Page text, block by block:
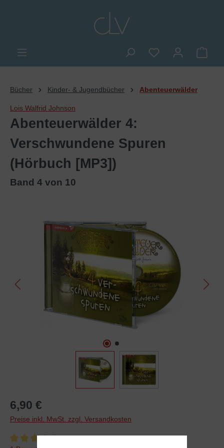
Du hast 0
Bücher Kinder- & Jugendbücher Abenteuerwälder
Lois Walfrid Johnson
Abenteuerwälder 4:
Verschwundene Spuren
(Hörbuch [MP3])
Band 4 von 10
Bildergalerie überspringen
6,90 €
Preise inkl. MwSt. zzgl. Versandkosten